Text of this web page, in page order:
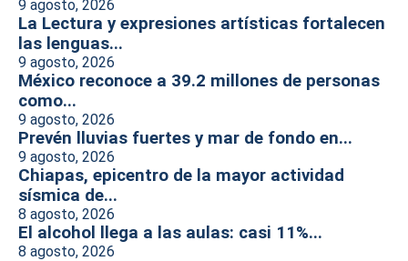
9 agosto, 2026
La Lectura y expresiones artísticas fortalecen
las lenguas...
9 agosto, 2026
México reconoce a 39.2 millones de personas
como...
9 agosto, 2026
Prevén lluvias fuertes y mar de fondo en...
9 agosto, 2026
Chiapas, epicentro de la mayor actividad
sísmica de...
8 agosto, 2026
El alcohol llega a las aulas: casi 11%...
8 agosto, 2026